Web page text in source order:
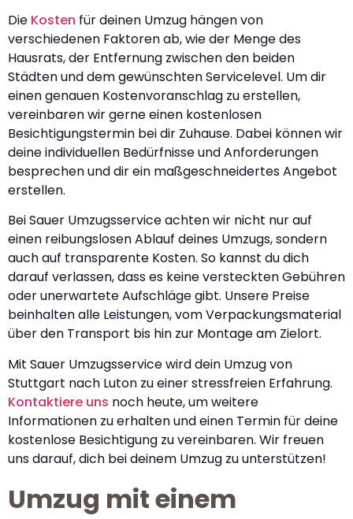
Die Kosten für deinen Umzug hängen von
verschiedenen Faktoren ab, wie der Menge des
Hausrats, der Entfernung zwischen den beiden
Städten und dem gewünschten Servicelevel. Um dir
einen genauen Kostenvoranschlag zu erstellen,
vereinbaren wir gerne einen kostenlosen
Besichtigungstermin bei dir Zuhause. Dabei können wir
deine individuellen Bedürfnisse und Anforderungen
besprechen und dir ein maßgeschneidertes Angebot
erstellen.
Bei Sauer Umzugsservice achten wir nicht nur auf
einen reibungslosen Ablauf deines Umzugs, sondern
auch auf transparente Kosten. So kannst du dich
darauf verlassen, dass es keine versteckten Gebühren
oder unerwartete Aufschläge gibt. Unsere Preise
beinhalten alle Leistungen, vom Verpackungsmaterial
über den Transport bis hin zur Montage am Zielort.
Mit Sauer Umzugsservice wird dein Umzug von
Stuttgart nach Luton zu einer stressfreien Erfahrung.
Kontaktiere uns noch heute, um weitere
Informationen zu erhalten und einen Termin für deine
kostenlose Besichtigung zu vereinbaren. Wir freuen
uns darauf, dich bei deinem Umzug zu unterstützen!
Umzug mit einem